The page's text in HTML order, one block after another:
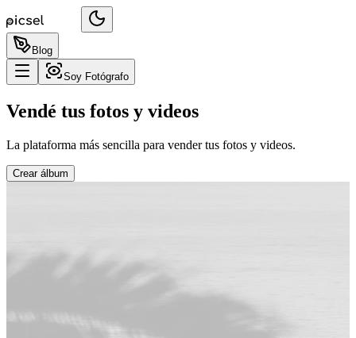
Blog
Soy Fotógrafo
Vendé tus fotos y videos
La plataforma más sencilla para vender tus fotos y videos.
Crear álbum